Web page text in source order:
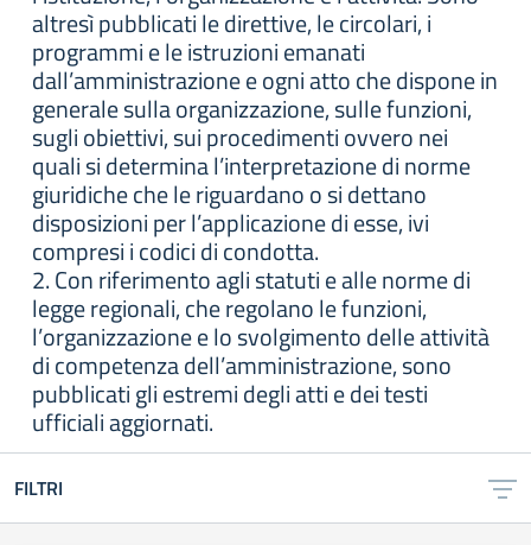
altresì pubblicati le direttive, le circolari, i
programmi e le istruzioni emanati
dall’amministrazione e ogni atto che dispone in
generale sulla organizzazione, sulle funzioni,
sugli obiettivi, sui procedimenti ovvero nei
quali si determina l’interpretazione di norme
giuridiche che le riguardano o si dettano
disposizioni per l’applicazione di esse, ivi
compresi i codici di condotta.
2. Con riferimento agli statuti e alle norme di
legge regionali, che regolano le funzioni,
l’organizzazione e lo svolgimento delle attività
di competenza dell’amministrazione, sono
pubblicati gli estremi degli atti e dei testi
ufficiali aggiornati.
FILTRI